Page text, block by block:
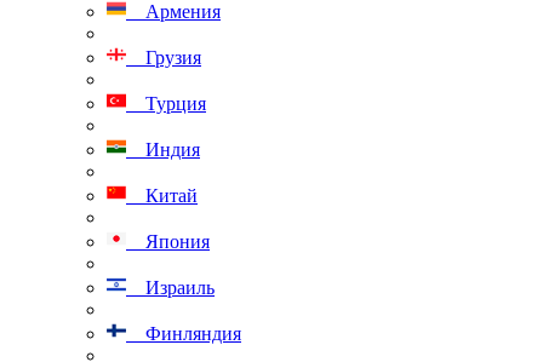
Армения
Грузия
Турция
Индия
Китай
Япония
Израиль
Финляндия